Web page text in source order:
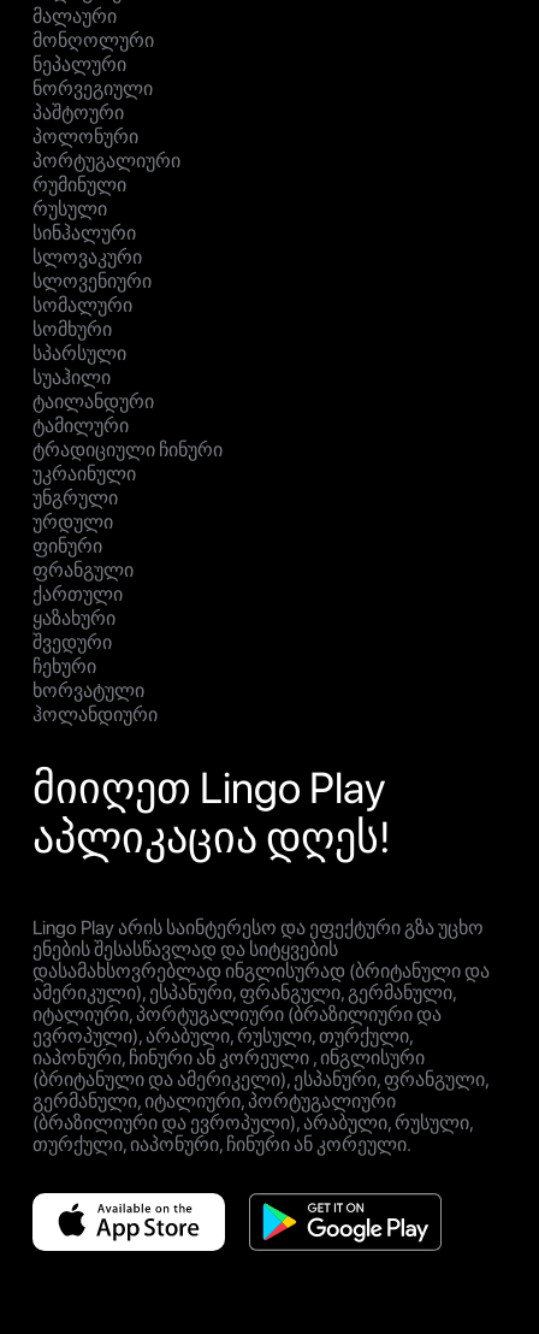
მალაური
მონღოლური
ნეპალური
ნორვეგიული
პაშტოური
პოლონური
პორტუგალიური
რუმინული
რუსული
სინჰალური
სლოვაკური
სლოვენიური
სომალური
სომხური
სპარსული
სუაჰილი
ტაილანდური
ტამილური
ტრადიციული ჩინური
უკრაინული
უნგრული
ურდული
ფინური
ფრანგული
ქართული
ყაზახური
შვედური
ჩეხური
ხორვატული
ჰოლანდიური
მიიღეთ Lingo Play
აპლიკაცია დღეს!
Lingo Play არის საინტერესო და ეფექტური გზა უცხო
ენების შესასწავლად და სიტყვების
დასამახსოვრებლად ინგლისურად (ბრიტანული და
ამერიკული), ესპანური, ფრანგული, გერმანული,
იტალიური, პორტუგალიური (ბრაზილიური და
ევროპული), არაბული, რუსული, თურქული,
იაპონური, ჩინური ან კორეული , ინგლისური
(ბრიტანული და ამერიკელი), ესპანური, ფრანგული,
გერმანული, იტალიური, პორტუგალიური
(ბრაზილიური და ევროპული), არაბული, რუსული,
თურქული, იაპონური, ჩინური ან კორეული.